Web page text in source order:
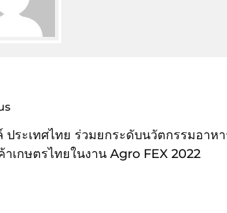
ประเทศไทย ร่วมยกระดับนวัตกรรมอาห
เกษตรไทยในงาน Agro FEX 2022